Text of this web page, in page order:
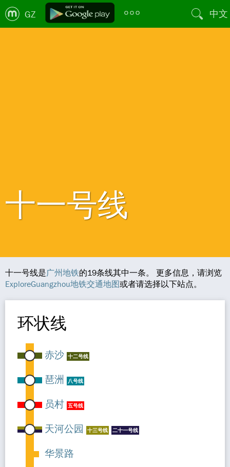
GZ 中文
十一号线
十一号线是广州地铁的19条线其中一条。 更多信息，请浏览
ExploreGuangzhou地铁交通地图或者请选择以下站点。
环状线
赤沙 十二号线
琶洲 八号线
员村 五号线
天河公园 十三号线 二十一号线
华景路